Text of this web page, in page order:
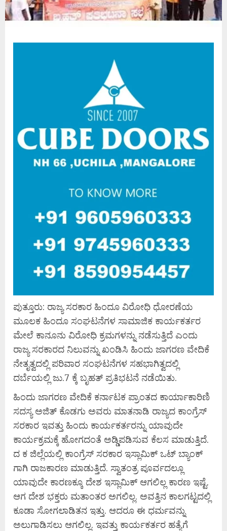
ಪುತ್ತೂರು: ರಾಜ್ಯ ಸರಕಾರ ಹಿಂದೂ ವಿರೋಧಿ ಧೋರಣೆಯ
ಮೂಲಕ ಹಿಂದೂ ಸಂಘಟನೆಗಳ ಸಾಮಾಜಿಕ ಕಾರ್ಯಕರ್ತರ
ಮೇಲೆ ಕಾನೂನು ವಿರೋಧಿ ಕ್ರಮಗಳನ್ನು ನಡೆಸುತ್ತಿದೆ ಎಂದು
ರಾಜ್ಯ ಸರಕಾರದ ನಿಲುವನ್ನು ಖಂಡಿಸಿ ಹಿಂದು ಜಾಗರಣ ವೇದಿಕೆ
ನೇತೃತ್ವದಲ್ಲಿ ಪರಿವಾರ ಸಂಘಟನೆಗಳ ಸಹಭಾಗಿತ್ವದಲ್ಲಿ
ದರ್ಬೆಯಲ್ಲಿ ಜು.7 ಕ್ಕೆ ಬೃಹತ್‌ ಪ್ರತಿಭಟನೆ ನಡೆಯಿತು.
ಹಿಂದು ಜಾಗರಣ ವೇದಿಕೆ ಕರ್ನಾಟಕ ಪ್ರಾಂತದ ಕಾರ್ಯಾಕಾರಿಣಿ
ಸದಸ್ಯ ಅಜಿತ್ ಕೊಡಗು ಅವರು ಮಾತನಾಡಿ ರಾಜ್ಯದ ಕಾಂಗ್ರೆಸ್
ಸರಕಾರ ಇವತ್ತು ಹಿಂದು ಕಾರ್ಯಕರ್ತರನ್ನು ಯಾವುದೇ
ಕಾರ್ಯಕ್ರಮಕ್ಕೆ ಹೋಗದಂತೆ ಅಡ್ಡಿಪಡಿಸುವ ಕೆಲಸ ಮಾಡುತ್ತಿದೆ.
ದ ಕ ಜಿಲ್ಲೆಯಲ್ಲಿ ಕಾಂಗ್ರೆಸ್ ಸರಕಾರ ಇಸ್ಲಾಮಿಕ್ ಒಟ್ ಬ್ಯಾಂಕ್
ಗಾಗಿ ರಾಜಕಾರಣ ಮಾಡುತ್ತಿದೆ. ಸ್ವಾತಂತ್ರ ಪೂರ್ವದಲ್ಲೂ
ಯಾವುದೇ ಕಾರಣಕ್ಕೂ ದೇಶ ಇಸ್ಲಾಮಿಕ್ ಆಗಲಿಲ್ಲ ಕಾರಣ ಇಷ್ಟೆ.
ಆಗ ದೇಶ ಭಕ್ತರು ಮತಾಂತರ ಅಗಲಿಲ್ಲ. ಅವತ್ತಿನ ಕಾಲಗಟ್ಟದಲ್ಲಿ
ಕೂಡಾ ಸೋಗಲಾಡಿತನ ಇತ್ತು. ಆದರೂ ಈ ಧರ್ಮವನ್ನು
ಅಲುಗಾಡಿಸಲು ಆಗಲಿಲ್ಲ. ಇವತ್ತು ಕಾರ್ಯಕರ್ತರ ಹತ್ಯೆಗೆ